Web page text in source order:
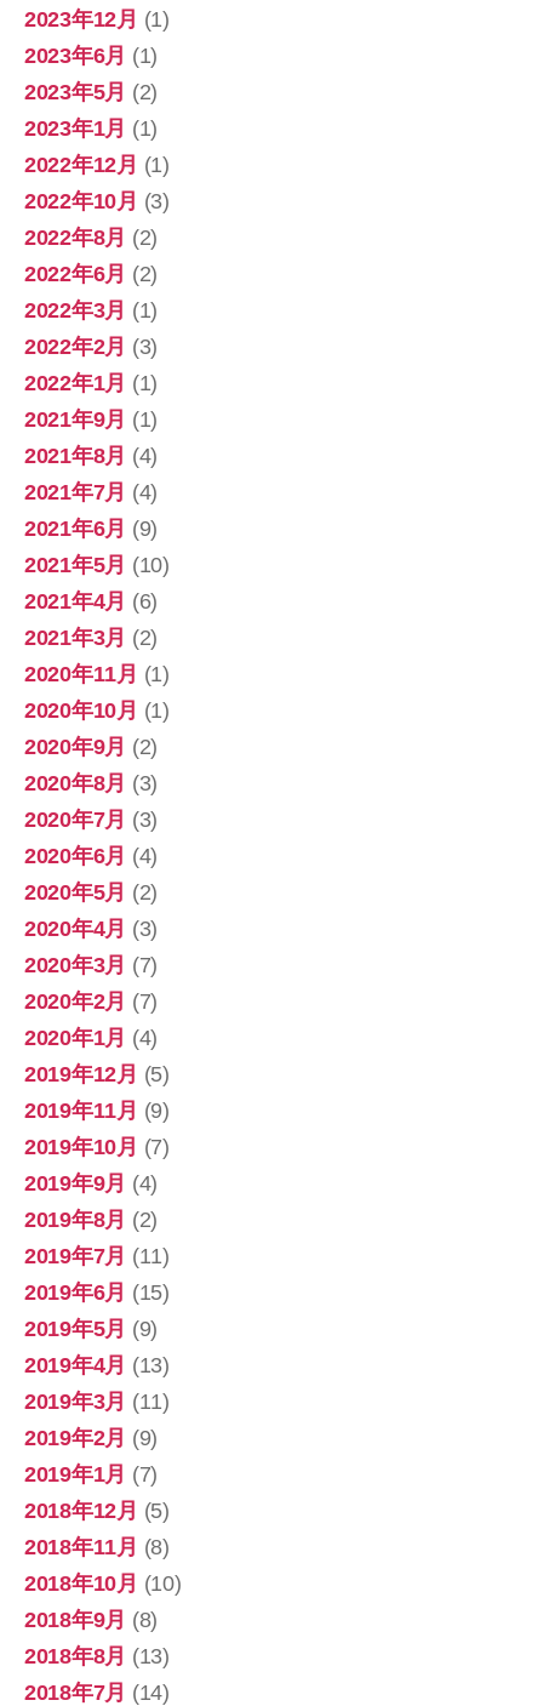
2023年12月 (1)
2023年6月 (1)
2023年5月 (2)
2023年1月 (1)
2022年12月 (1)
2022年10月 (3)
2022年8月 (2)
2022年6月 (2)
2022年3月 (1)
2022年2月 (3)
2022年1月 (1)
2021年9月 (1)
2021年8月 (4)
2021年7月 (4)
2021年6月 (9)
2021年5月 (10)
2021年4月 (6)
2021年3月 (2)
2020年11月 (1)
2020年10月 (1)
2020年9月 (2)
2020年8月 (3)
2020年7月 (3)
2020年6月 (4)
2020年5月 (2)
2020年4月 (3)
2020年3月 (7)
2020年2月 (7)
2020年1月 (4)
2019年12月 (5)
2019年11月 (9)
2019年10月 (7)
2019年9月 (4)
2019年8月 (2)
2019年7月 (11)
2019年6月 (15)
2019年5月 (9)
2019年4月 (13)
2019年3月 (11)
2019年2月 (9)
2019年1月 (7)
2018年12月 (5)
2018年11月 (8)
2018年10月 (10)
2018年9月 (8)
2018年8月 (13)
2018年7月 (14)